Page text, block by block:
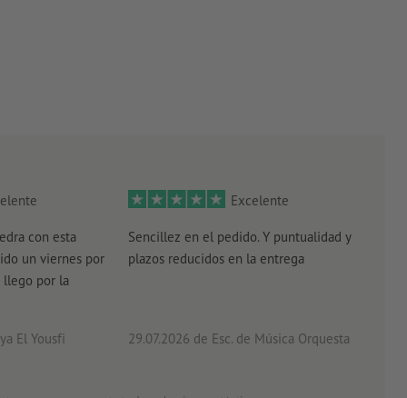
con esta
un viernes por
llego por la
El Yousfi
Excelente
Sencillez en el pedido. Y puntualidad y
plazos reducidos en la entrega
29.07.2026 de Esc. de Música Orquesta